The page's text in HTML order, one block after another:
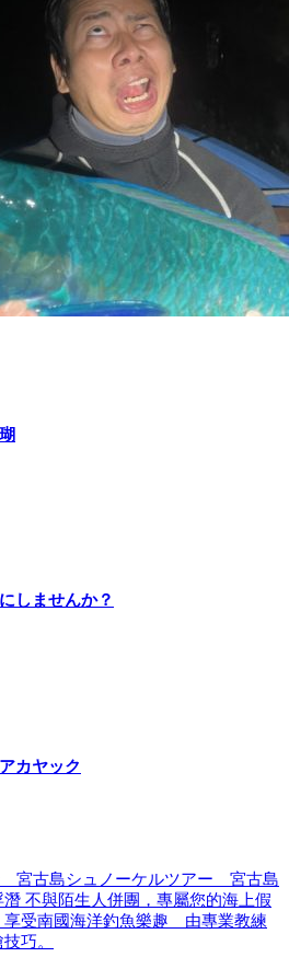
しませんか？
カヤック
宮古島シュノーケルツアー 宮古島
不與陌生人併團，專屬您的海上假
受南國海洋釣魚樂趣 由專業教練
巧。